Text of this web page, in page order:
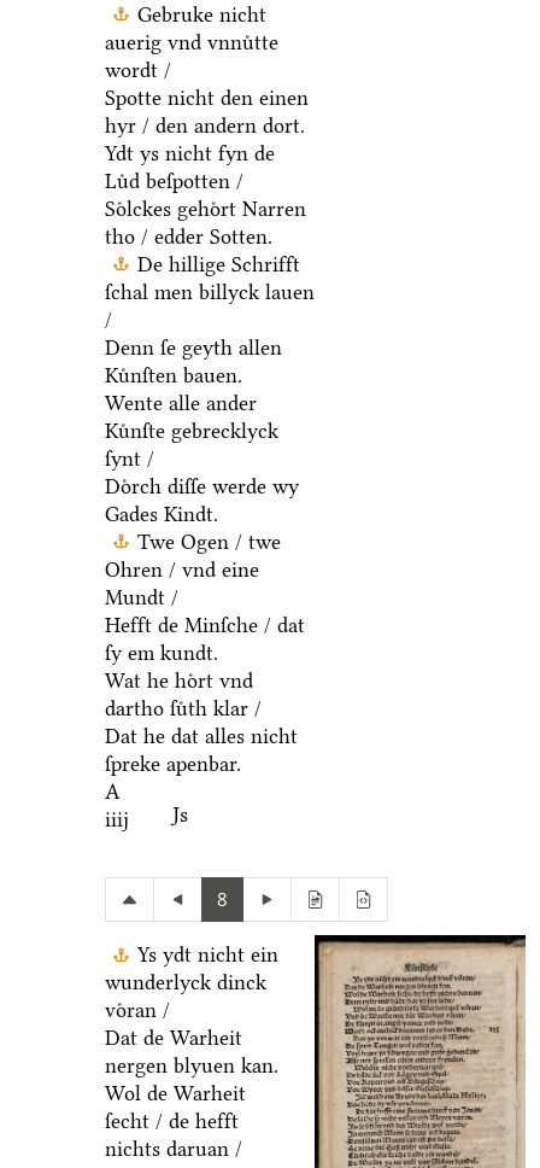
Gebruke nicht
auerig vnd vnnuͤtte
wordt /
Spotte nicht den einen
hyr / den andern dort.
Ydt ys nicht fyn de
Luͤd beſpotten /
Soͤlckes gehoͤrt Narren
tho / edder Sotten.
De hillige Schrifft
ſchal men billyck lauen
/
Denn ſe geyth allen
Kuͤnſten bauen.
Wente alle ander
Kuͤnſte gebrecklyck
ſynt /
Doͤrch diſſe werde wy
Gades Kindt.
Twe Ogen / twe
Ohren / vnd eine
Mundt /
Hefft de Minſche / dat
ſy em kundt.
Wat he hoͤrt vnd
dartho ſuͤth klar /
Dat he dat alles nicht
ſpreke apenbar.
A
iiij
Js
8
Ys ydt nicht ein
wunderlyck dinck
voͤran /
Dat de Warheit
nergen blyuen kan.
Wol de Warheit
ſecht / de hefft
nichts daruan /